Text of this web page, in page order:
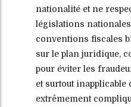
nationalité et ne
législations
conventions fiscales
sur le plan juridique,
pour éviter les
et surtout inapplicable
extrêmement